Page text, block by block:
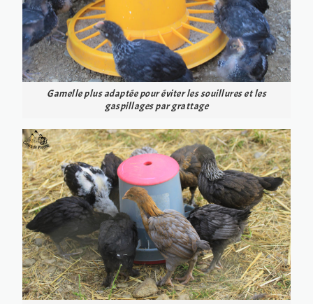
Gamelle plus adaptée pour éviter les souillures et les
gaspillages par grattage